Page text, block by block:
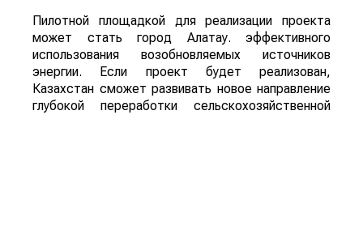
Пилотной площадкой для реализации проекта
может стать город Алатау. эффективного
использования возобновляемых источников
энергии. Если проект будет реализован,
Казахстан сможет развивать новое направление
глубокой переработки сельскохозяйственной